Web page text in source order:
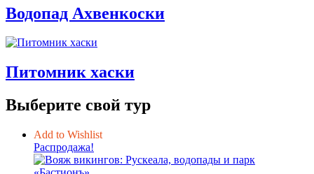
Водопад Ахвенкоски
Питомник хаски
Выберите свой тур
Add to Wishlist
Распродажа!